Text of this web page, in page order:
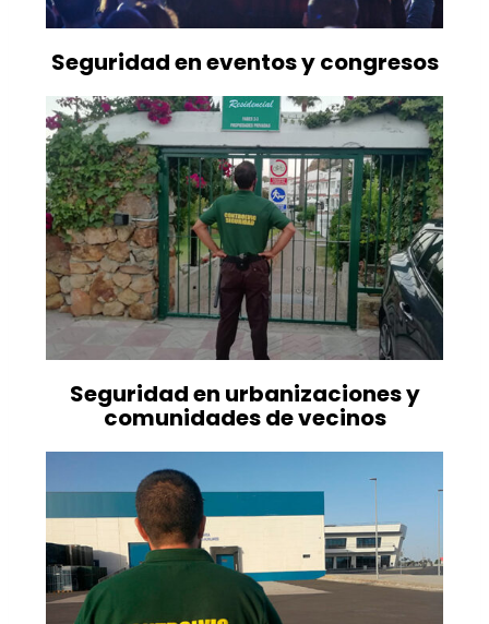
Seguridad en eventos y congresos
Seguridad en urbanizaciones y
comunidades de vecinos